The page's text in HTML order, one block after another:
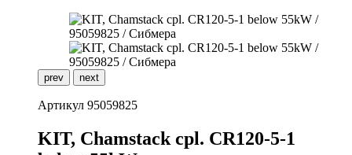
prev next
Артикул 95059825
KIT, Chamstack cpl. CR120-5-1